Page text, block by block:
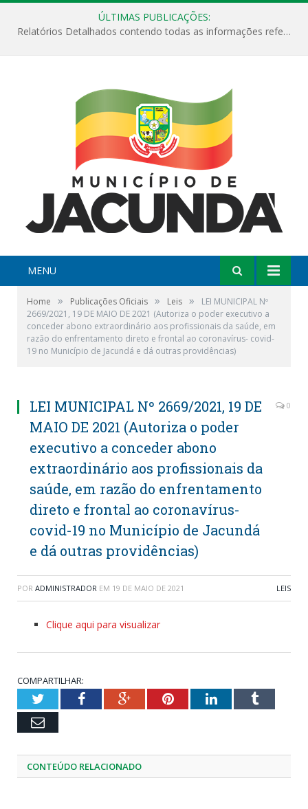
ÚLTIMAS PUBLICAÇÕES:
Relatórios Detalhados contendo todas as informações referentes a execução de recursos destinados ao fomento de projetos culturais no Município de Jacundá entre os anos de 2022 ao presente ano de 2026.
MENU
Home » Publicações Oficiais » Leis »
LEI MUNICIPAL Nº
2669/2021, 19 DE MAIO DE 2021 (Autoriza o poder executivo a
conceder abono extraordinário aos profissionais da saúde, em
razão do enfrentamento direto e frontal ao coronavírus- covid-
19 no Município de Jacundá e dá outras providências)
LEI MUNICIPAL Nº 2669/2021, 19 DE
MAIO DE 2021 (Autoriza o poder
executivo a conceder abono
extraordinário aos profissionais da
saúde, em razão do enfrentamento
direto e frontal ao coronavírus-
covid-19 no Município de Jacundá
e dá outras providências)
0
POR ADMINISTRADOR EM 19 DE MAIO DE 2021 LEIS
Clique aqui para visualizar
COMPARTILHAR:
TwitterFacebookGoogle+PinterestLinkedInTumblr
Email
CONTEÚDO RELACIONADO